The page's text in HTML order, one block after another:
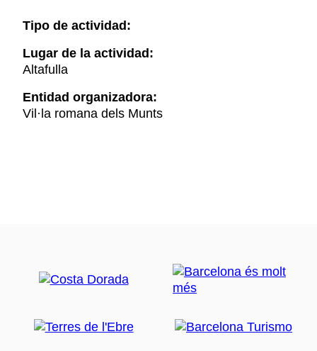
Tipo de actividad:
Lugar de la actividad:
Altafulla
Entidad organizadora:
Vil·la romana dels Munts